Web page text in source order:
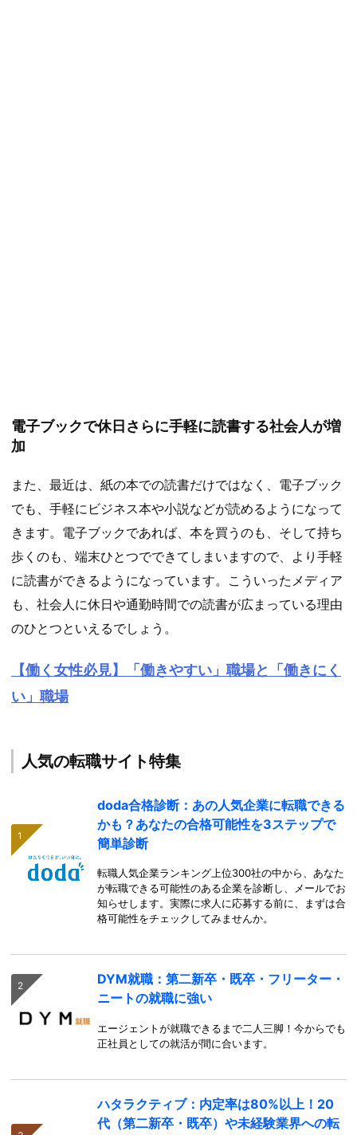
電子ブックで休日さらに手軽に読書する社会人が増
加
また、最近は、紙の本での読書だけではなく、電子ブック
でも、手軽にビジネス本や小説などが読めるようになって
きます。電子ブックであれば、本を買うのも、そして持ち
歩くのも、端末ひとつでできてしまいますので、より手軽
に読書ができるようになっています。こういったメディア
も、社会人に休日や通勤時間での読書が広まっている理由
のひとつといえるでしょう。
【働く女性必見】「働きやすい」職場と「働きにく
い」職場
人気の転職サイト特集
doda合格診断：あの人気企業に転職できる
かも？あなたの合格可能性を3ステップで
簡単診断
転職人気企業ランキング上位300社の中から、あなた
が転職できる可能性のある企業を診断し、メールでお
知らせします。実際に求人に応募する前に、まずは合
格可能性をチェックしてみませんか。
DYM就職：第二新卒・既卒・フリーター・
ニートの就職に強い
エージェントが就職できるまで二人三脚！今からでも
正社員としての就活が間に合います。
ハタラクティブ：内定率は80%以上！20
代（第二新卒・既卒）や未経験業界への転